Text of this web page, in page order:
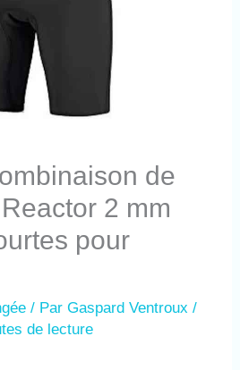
de
2 mm
pour
/ ParGaspard Ventroux/
de lecture